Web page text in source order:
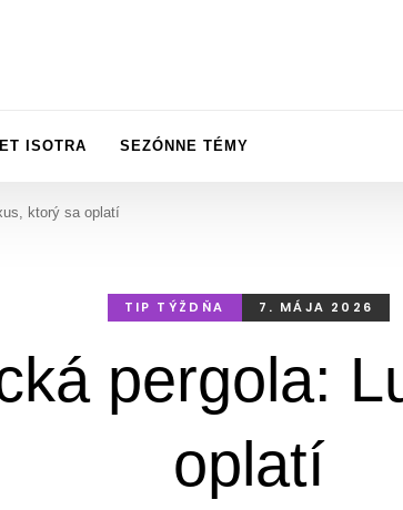
ISOTRA SEZÓNNE TÉMY
ktorý sa oplatí
TIP TÝŽDŇA 7. MÁJA 2026
pergola:
oplatí